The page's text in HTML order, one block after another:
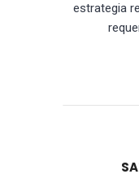
estrategia